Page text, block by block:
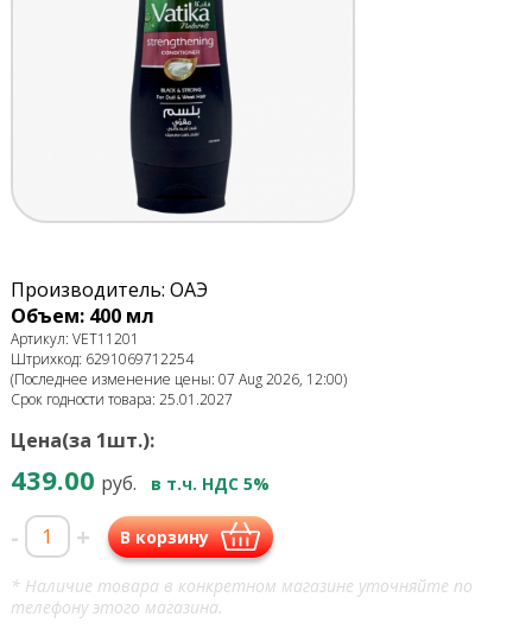
Производитель: ОАЭ
Объем: 400 мл
Артикул: VET11201
Штрихкод: 6291069712254
(Последнее изменение цены: 07 Aug 2026, 12:00)
Срок годности товара: 25.01.2027
Цена(за 1шт.):
439.00 руб. в т.ч. НДС 5%
- + В корзину
* Наличие товара в конкретном магазине уточняйте по
телефону этого магазина.